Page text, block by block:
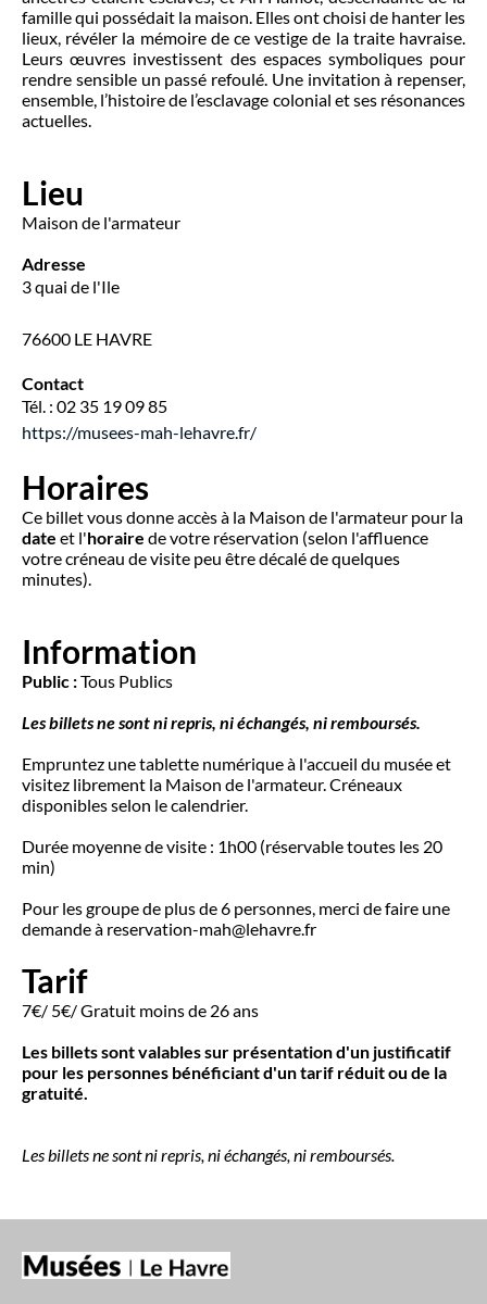
famille qui possédait la maison. Elles ont choisi de hanter les
lieux, révéler la mémoire de ce vestige de la traite havraise.
Leurs œuvres investissent des espaces symboliques pour
rendre sensible un passé refoulé. Une invitation à repenser,
ensemble, l’histoire de l’esclavage colonial et ses résonances
actuelles.
Lieu
Maison de l'armateur
Adresse
3 quai de l'Ile
76600 LE HAVRE
Contact
Tél. : 02 35 19 09 85
https://musees-mah-lehavre.fr/
Horaires
Ce billet vous donne accès à la Maison de l'armateur pour la
date et l'horaire de votre réservation (selon l'affluence
votre créneau de visite peu être décalé de quelques
minutes).
Information
Public :Tous Publics
Les billets ne sont ni repris, ni échangés, ni remboursés.
Empruntez une tablette numérique à l'accueil du musée et
visitez librement la Maison de l'armateur. Créneaux
disponibles selon le calendrier.
Durée moyenne de visite : 1h00 (réservable toutes les 20
min)
Pour les groupe de plus de 6 personnes, merci de faire une
demande à reservation-mah@lehavre.fr
Tarif
7€/ 5€/ Gratuit moins de 26 ans
Les billets sont valables sur présentation d'un justificatif
pour les personnes bénéficiant d'un tarif réduit ou de la
gratuité.
Les billets ne sont ni repris, ni échangés, ni remboursés.